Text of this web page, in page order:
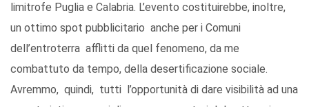
limitrofe Puglia e Calabria. L’evento costituirebbe, inoltre,
un ottimo spot pubblicitario anche per i Comuni
dell’entroterra afflitti da quel fenomeno, da me
combattuto da tempo, della desertificazione sociale.
Avremmo, quindi, tutti l’opportunità di dare visibilità ad una